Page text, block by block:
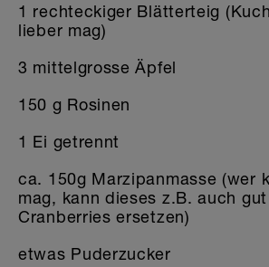
1 rechteckiger Blätterteig
lieber mag)
3 mittelgrosse Äpfel
150 g Rosinen
1 Ei getrennt
ca. 150g Marzipanmasse (wer
mag, kann dieses z.B. auch
Cranberries ersetzen)
etwas Puderzucker